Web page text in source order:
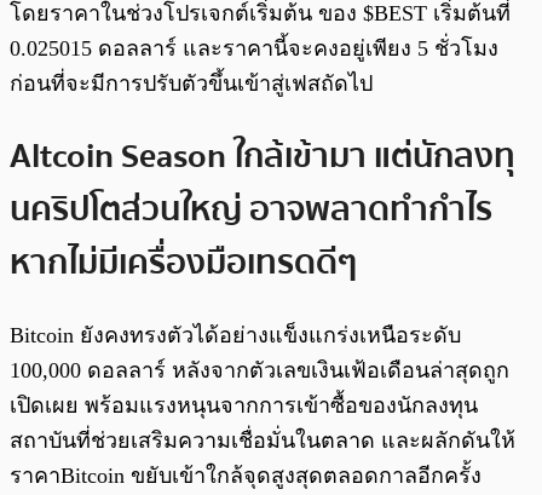
โดยราคาในช่วงโปรเจกต์เริ่มต้น ของ $BEST เริ่มต้นที่
0.025015 ดอลลาร์ และราคานี้จะคงอยู่เพียง 5 ชั่วโมง
ก่อนที่จะมีการปรับตัวขึ้นเข้าสู่เฟสถัดไป
Altcoin Season ใกล้เข้ามา แต่นักลงทุ
นคริปโตส่วนใหญ่ อาจพลาดทำกำไร
หากไม่มีเครื่องมือเทรดดีๆ
Bitcoin ยังคงทรงตัวได้อย่างแข็งแกร่งเหนือระดับ
100,000 ดอลลาร์ หลังจากตัวเลขเงินเฟ้อเดือนล่าสุดถูก
เปิดเผย พร้อมแรงหนุนจากการเข้าซื้อของนักลงทุน
สถาบันที่ช่วยเสริมความเชื่อมั่นในตลาด และผลักดันให้
ราคาBitcoin ขยับเข้าใกล้จุดสูงสุดตลอดกาลอีกครั้ง